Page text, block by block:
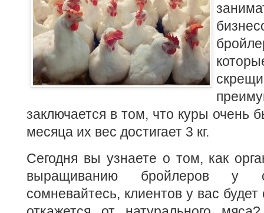
заключается в том, что куры очень
месяца их вес достигает 3 кг.
Сегодня вы узнаете о том, как
выращиванию бройлеров
сомневайтесь, клиентов у вас